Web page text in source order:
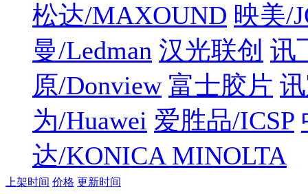
松达/MAXOUND 映美/
曼/Ledman 汉光联创 讯
原/Donview 富士胶片
为/Huawei 爱胜品/ICSP
达/KONICA MINOLTA
上架时间 价格 更新时间